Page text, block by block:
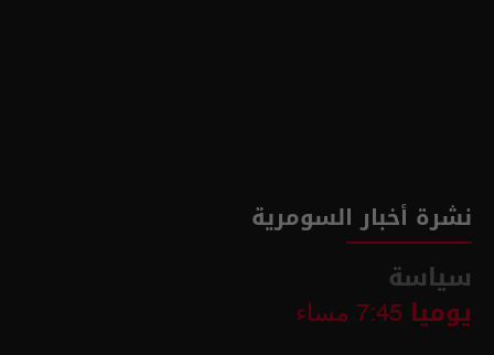
نشرة أخبار السومرية
سياسة
يوميا 7:45 مساء